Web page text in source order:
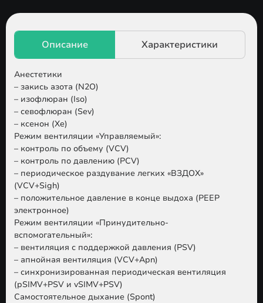
Анестетики
– закись азота (N2O)
– изофлюран (Iso)
– севофлюран (Sev)
– ксенон (Xe)
Режим вентиляции «Управляемый»:
– контроль по объему (VCV)
– контроль по давлению (PCV)
– периодическое раздувание легких «ВЗДОХ»
(VCV+Sigh)
– положительное давление в конце выдоха (PEEP
электронное)
Режим вентиляции «Принудительно-
вспомогательный»:
– вентиляция с поддержкой давления (PSV)
– апнойная вентиляция (VCV+Apn)
– синхронизированная периодическая вентиляция
(pSIMV+PSV и vSIMV+PSV)
Самостоятельное дыхание (Spont)